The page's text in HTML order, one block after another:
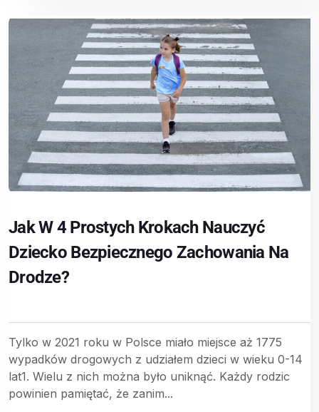
Jak W 4 Prostych Krokach Nauczyć
Dziecko Bezpiecznego Zachowania Na
Drodze?
Tylko w 2021 roku w Polsce miało miejsce aż 1775
wypadków drogowych z udziałem dzieci w wieku 0-14
lat1. Wielu z nich można było uniknąć. Każdy rodzic
powinien pamiętać, że zanim...